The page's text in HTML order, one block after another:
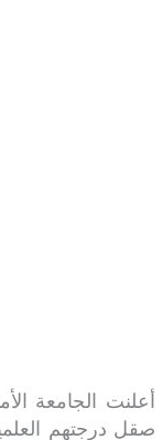
أعلنت الجامعة
صقل درجتهم